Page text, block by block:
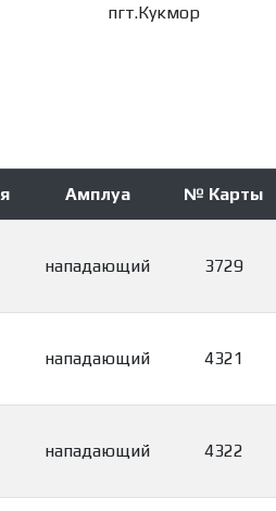
пгт.Кукмор
Амплуа № Карты
нападающий 3729
нападающий 4321
нападающий 4322